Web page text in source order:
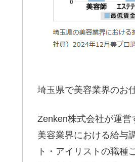
埼玉県で美容業界のお
Zenken株式会社が運
美容業界における給与
ト・アイリストの職種